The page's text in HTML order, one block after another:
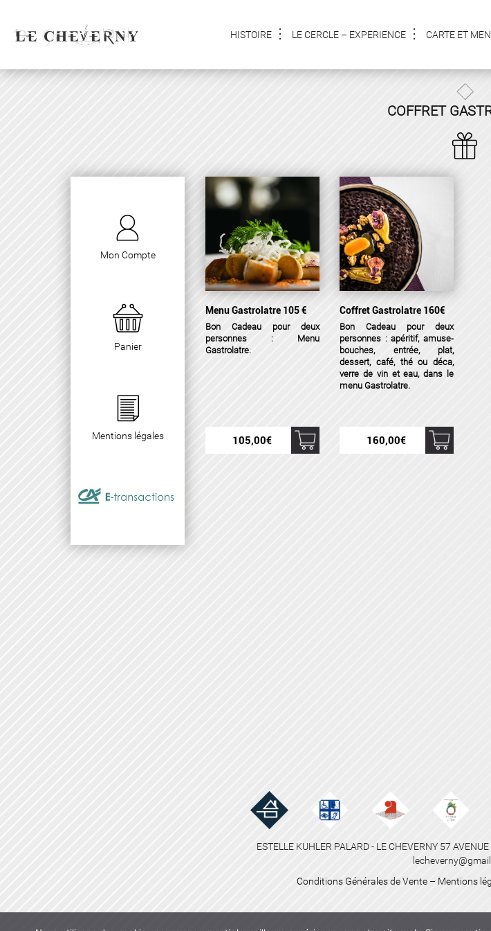
HISTOIRE LE CERCLE – EXPERIENCE CARTE ET
COFFRET
Mon Compte
Panier
Mentions légales
Menu Gastrolatre 105 €
Bon Cadeau pour deux
personnes : Menu
Gastrolatre.
105,00€
Coffret Gastrolatre 160€
Bon Cadeau pour deux
personnes : apéritif, amuse-
bouches, entrée, plat,
dessert, café, thé ou déca,
verre de vin et eau, dans le
menu Gastrolatre.
160,00€
ESTELLE KUHLER PALARD - LE CHEVERNY 57
Conditions Générales de Vente – Mentions